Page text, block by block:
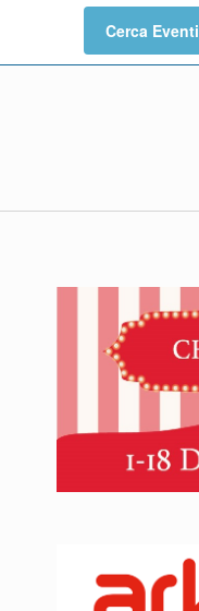
Cerca Eventi